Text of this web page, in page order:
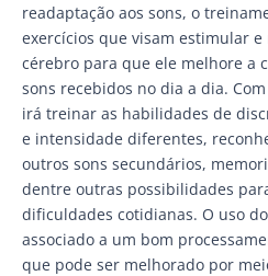
readaptação aos sons, o
exercícios que visam estimular
cérebro para que ele melhore a
sons recebidos no dia a dia.
irá treinar as habilidades de
e intensidade diferentes,
outros sons secundários,
dentre outras possibilidades
dificuldades cotidianas. O uso
associado a um bom
que pode ser melhorado por